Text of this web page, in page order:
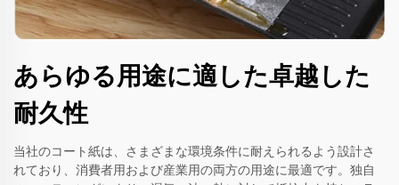
あらゆる用途に適した卓越した
耐久性
当社のコート紙は、さまざまな環境条件に耐えられるよう設計さ
れており、消費者用および産業用の両方の用途に最適です。独自